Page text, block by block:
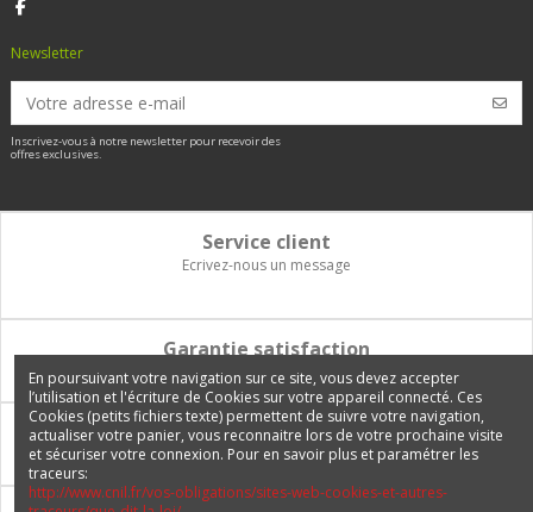
Newsletter
Inscrivez-vous à notre newsletter pour recevoir des
offres exclusives.
Service client
Ecrivez-nous un message
Garantie satisfaction
Vous disposez de 14 jours pour changer d'avis et être remboursé
Paiement 100% sécurisé
Carte bancaire, PayPal, 3 fois sans frais, virement bancaire
En poursuivant votre navigation sur ce site, vous devez accepter
l’utilisation et l'écriture de Cookies sur votre appareil connecté. Ces
Cookies (petits fichiers texte) permettent de suivre votre navigation,
actualiser votre panier, vous reconnaitre lors de votre prochaine visite
et sécuriser votre connexion. Pour en savoir plus et paramétrer les
traceurs:
http://www.cnil.fr/vos-obligations/sites-web-cookies-et-autres-